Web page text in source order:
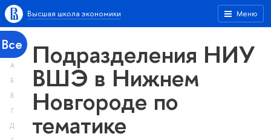
Меню
Высшая школа экономики
Все
А
Б
В
Г
Д
Подразделения НИУ
ВШЭ в Нижнем
Новгороде по
тематике